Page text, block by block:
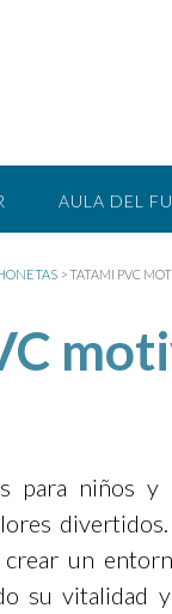
AULA DEL
>TATAMI PVC
para niños y
un
su vitalidad